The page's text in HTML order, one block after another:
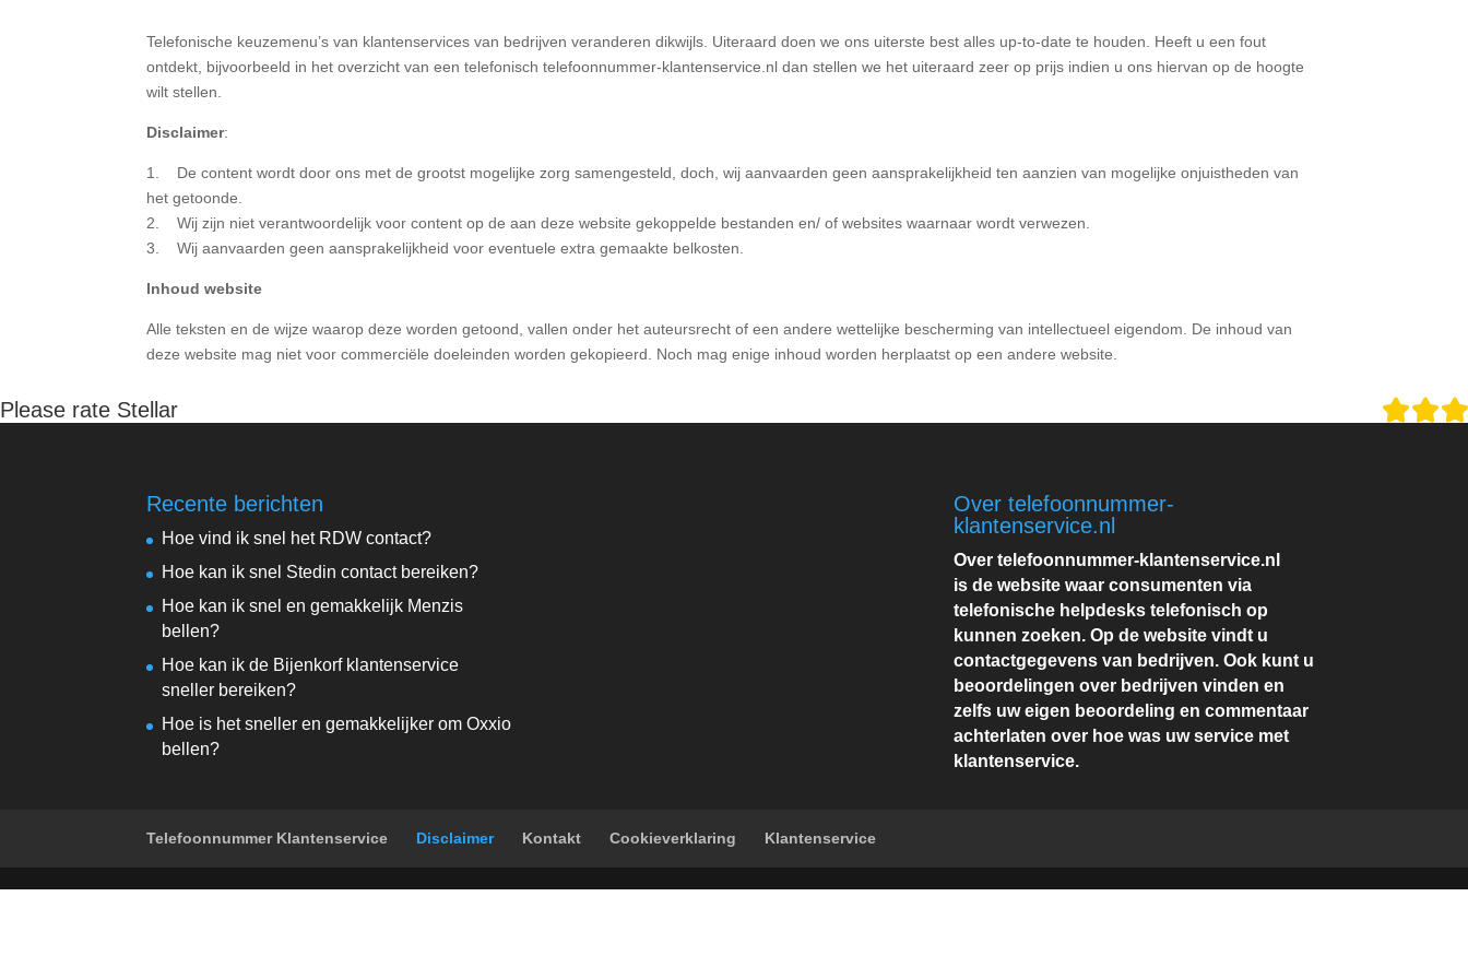
Telefoonnummer Klantenservice Contact
Telefonische keuzemenu’s van klantenservices van bedrijven veranderen dikwijls. Uiteraard doen we ons uiterste best alles up-to-date te houden. Heeft u een fout
ontdekt, bijvoorbeeld in het overzicht van een telefonisch telefoonnummer-klantenservice.nl dan stellen we het uiteraard zeer op prijs indien u ons hiervan op de hoogte
wilt stellen.
Disclaimer:
1. De content wordt door ons met de grootst mogelijke zorg samengesteld, doch, wij aanvaarden geen aansprakelijkheid ten aanzien van mogelijke onjuistheden van
het getoonde.
2. Wij zijn niet verantwoordelijk voor content op de aan deze website gekoppelde bestanden en/ of websites waarnaar wordt verwezen.
3. Wij aanvaarden geen aansprakelijkheid voor eventuele extra gemaakte belkosten.
Inhoud website
Alle teksten en de wijze waarop deze worden getoond, vallen onder het auteursrecht of een andere wettelijke bescherming van intellectueel eigendom. De inhoud van
deze website mag niet voor commerciële doeleinden worden gekopieerd. Noch mag enige inhoud worden herplaatst op een andere website.
Please rate Stellar
Recente berichten
Hoe vind ik snel het RDW contact?
Hoe kan ik snel Stedin contact bereiken?
Hoe kan ik snel en gemakkelijk Menzis
bellen?
Hoe kan ik de Bijenkorf klantenservice
sneller bereiken?
Hoe is het sneller en gemakkelijker om Oxxio
bellen?
Over telefoonnummer-
klantenservice.nl
Over telefoonnummer-klantenservice.nl
is de website waar consumenten via
telefonische helpdesks telefonisch op
kunnen zoeken. Op de website vindt u
contactgegevens van bedrijven. Ook kunt u
beoordelingen over bedrijven vinden en
zelfs uw eigen beoordeling en commentaar
achterlaten over hoe was uw service met
klantenservice.
Telefoonnummer Klantenservice Disclaimer Kontakt Cookieverklaring Klantenservice